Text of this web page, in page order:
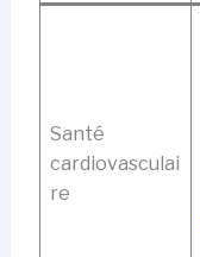
Santé
cardiovasculai
re